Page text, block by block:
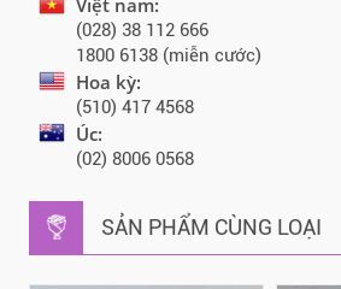
Việt nam:
(028) 38 112 666
1800 6138 (miễn cước)
Hoa kỳ:
(510) 417 4568
Úc:
(02) 8006 0568
SẢN PHẨM CÙNG LOẠI